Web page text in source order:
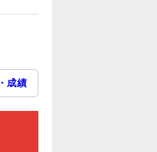
成績